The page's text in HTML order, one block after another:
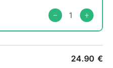
de discussion pour
impressions de lecture